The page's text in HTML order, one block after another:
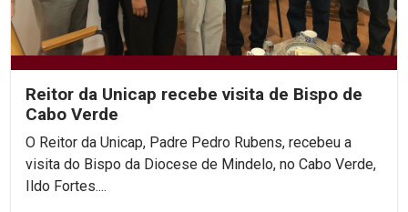
Reitor da Unicap recebe visita de Bispo de
Cabo Verde
O Reitor da Unicap, Padre Pedro Rubens, recebeu a
visita do Bispo da Diocese de Mindelo, no Cabo Verde,
Ildo Fortes....